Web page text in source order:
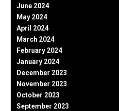
June 2024
May 2024
April 2024
March 2024
February 2024
January 2024
December 2023
November 2023
October 2023
September 2023